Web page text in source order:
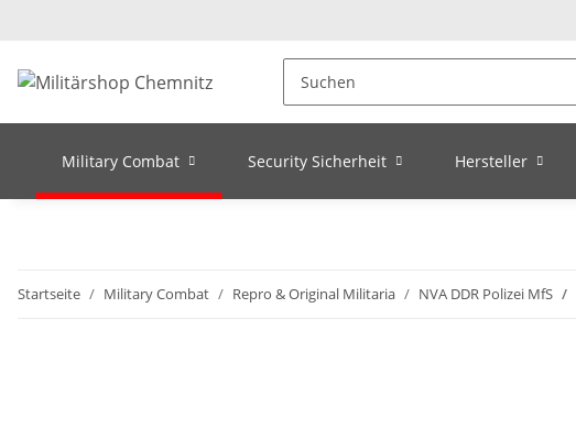
Military Combat Security Sicherheit Hersteller
Startseite Military Combat Repro & Original Militaria NVA DDR Polizei MfS